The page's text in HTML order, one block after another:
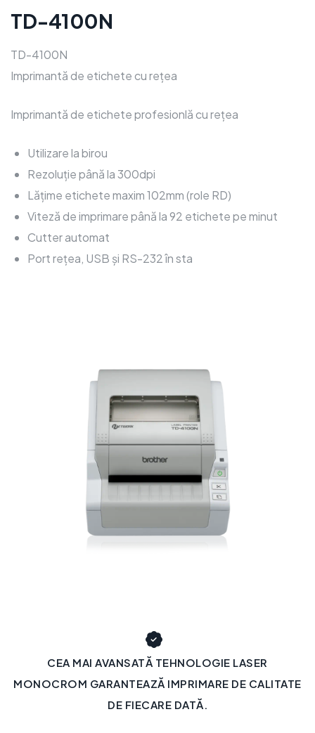
TD-4100N
TD-4100N
Imprimantă de etichete cu rețea
Imprimantă de etichete profesionlă cu rețea
Utilizare la birou
Rezoluție până la 300dpi
Lățime etichete maxim 102mm (role RD)
Viteză de imprimare până la 92 etichete pe minut
Cutter automat
Port rețea, USB și RS-232 în sta
CEA MAI AVANSATĂ TEHNOLOGIE LASER
MONOCROM GARANTEAZĂ IMPRIMARE DE CALITATE
DE FIECARE DATĂ.